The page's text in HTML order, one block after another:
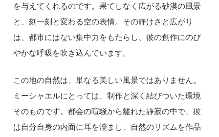
を与えてくれるのです。果てしなく広がる砂漠の風景
と、刻一刻と変わる空の表情。その静けさと広がり
は、都市にはない集中力をもたらし、彼の創作にのび
やかな呼吸を吹き込んでいます。
この地の自然は、単なる美しい風景ではありません。
ミーシャエルにとっては、制作と深く結びついた環境
そのものです。都会の喧騒から離れた静寂の中で、彼
は自分自身の内面に耳を澄まし、自然のリズムを作品